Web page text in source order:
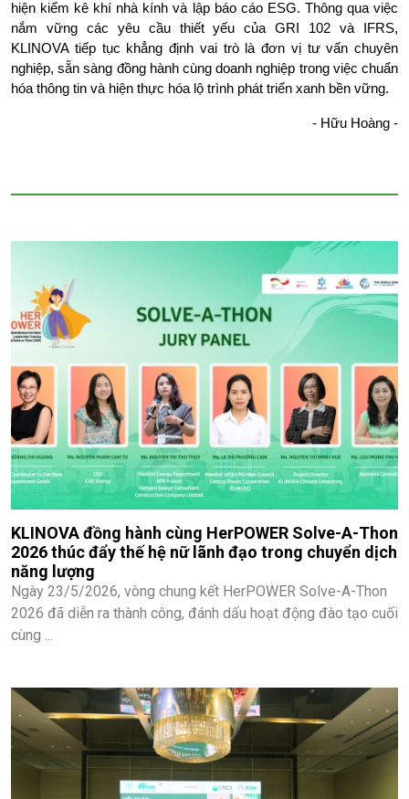
hiện kiểm kê khí nhà kính và lập báo cáo ESG. Thông qua việc
nắm vững các yêu cầu thiết yếu của GRI 102 và IFRS,
KLINOVA tiếp tục khẳng định vai trò là đơn vị tư vấn chuyên
nghiệp, sẵn sàng đồng hành cùng doanh nghiệp trong việc chuẩn
hóa thông tin và hiện thực hóa lộ trình phát triển xanh bền vững.
- Hữu Hoàng -
KLINOVA đồng hành cùng HerPOWER Solve-A-Thon
2026 thúc đẩy thế hệ nữ lãnh đạo trong chuyển dịch
năng lượng
Ngày 23/5/2026, vòng chung kết HerPOWER Solve-A-Thon
2026 đã diễn ra thành công, đánh dấu hoạt động đào tạo cuối
cùng ...